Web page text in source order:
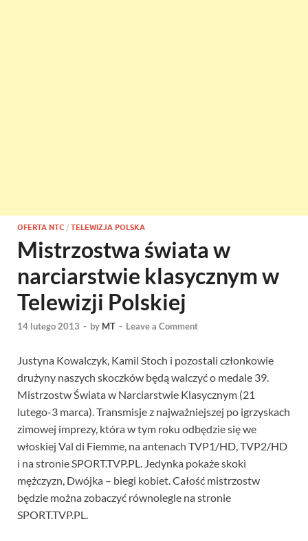
OFERTA NTC / TELEWIZJA POLSKA
Mistrzostwa świata w
narciarstwie klasycznym w
Telewizji Polskiej
14 lutego 2013 - by MT - Leave a Comment
Justyna Kowalczyk, Kamil Stoch i pozostali członkowie
drużyny naszych skoczków będą walczyć o medale 39.
Mistrzostw Świata w Narciarstwie Klasycznym (21
lutego-3 marca). Transmisje z najważniejszej po igrzyskach
zimowej imprezy, która w tym roku odbędzie się we
włoskiej Val di Fiemme, na antenach TVP1/HD, TVP2/HD
i na stronie SPORT.TVP.PL. Jedynka pokaże skoki
mężczyzn, Dwójka – biegi kobiet. Całość mistrzostw
będzie można zobaczyć równolegle na stronie
SPORT.TVP.PL.